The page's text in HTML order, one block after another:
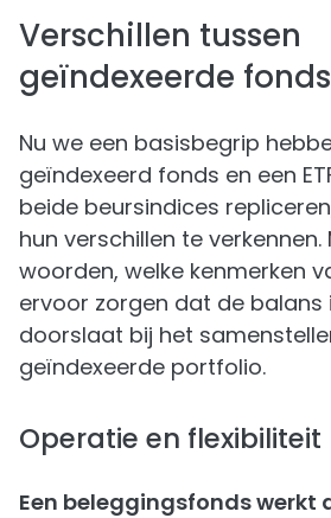
Verschillen tussen
geïndexeerde
Nu we een basisbegrip
geïndexeerd fonds en een
beide beursindices
hun verschillen te
woorden, welke kenmerken
ervoor zorgen dat de balans
doorslaat bij het
geïndexeerde portfolio.
Operatie en flexibiliteit
Een beleggingsfonds werkt